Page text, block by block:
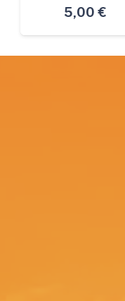
5,00 €